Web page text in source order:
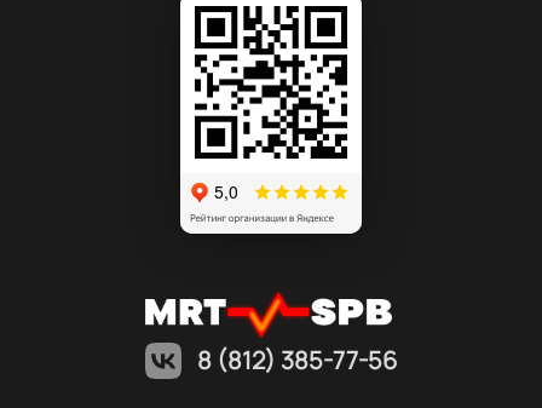
8 (812) 385-77-56